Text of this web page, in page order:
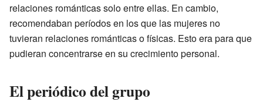
relaciones románticas solo entre ellas. En cambio,
recomendaban períodos en los que las mujeres no
tuvieran relaciones románticas o físicas. Esto era para que
pudieran concentrarse en su crecimiento personal.
El periódico del grupo